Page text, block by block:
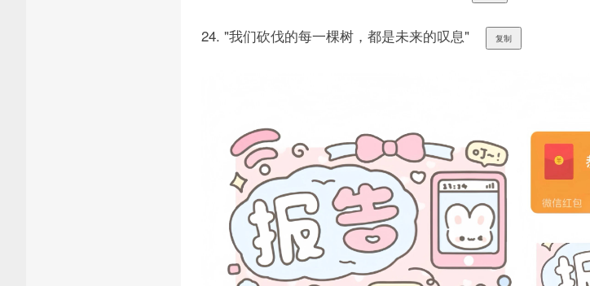
24. "我们砍伐的每一棵树，都是未来的叹息" 复制